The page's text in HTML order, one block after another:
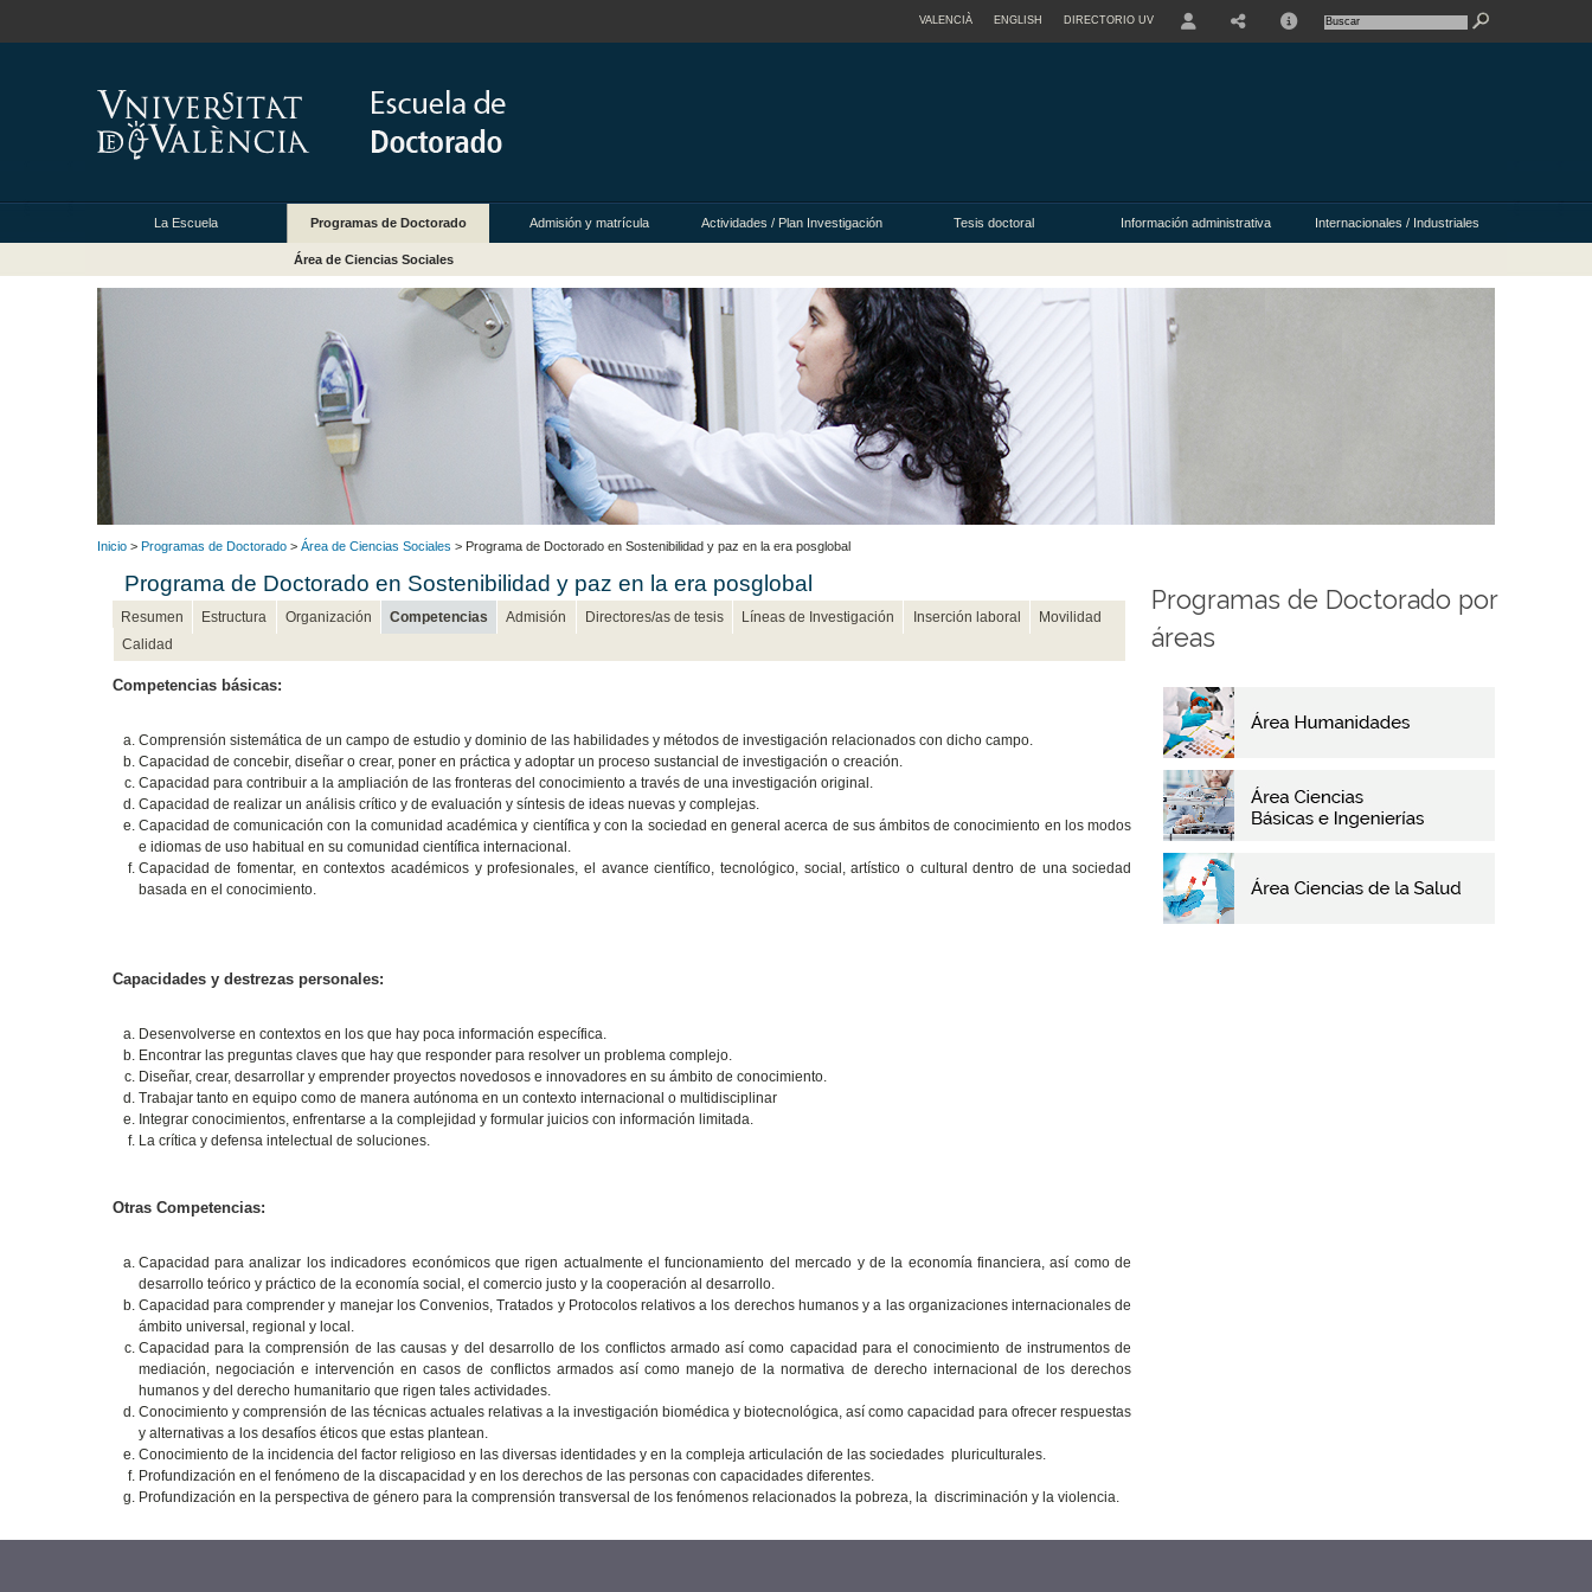
VALENCIÀ ENGLISH DIRECTORIO UV
La Escuela Programas de Doctorado Admisión y matrícula Actividades / Plan Investigación Tesis doctoral Información administrativa Internacionales / Industriales
Área de Ciencias Sociales
Inicio > Programas de Doctorado > Área de Ciencias Sociales > Programa de Doctorado en Sostenibilidad y paz en la era posglobal
Programa de Doctorado en Sostenibilidad y paz en la era posglobal
Resumen Estructura Organización Competencias Admisión Directores/as de tesis Líneas de Investigación Inserción laboral
Movilidad
Calidad
Competencias básicas:
Comprensión sistemática de un campo de estudio y dominio de las habilidades y métodos de investigación relacionados con dicho campo.
Capacidad de concebir, diseñar o crear, poner en práctica y adoptar un proceso sustancial de investigación o creación.
Capacidad para contribuir a la ampliación de las fronteras del conocimiento a través de una investigación original.
Capacidad de realizar un análisis crítico y de evaluación y síntesis de ideas nuevas y complejas.
Capacidad de comunicación con la comunidad académica y científica y con la sociedad en general acerca de sus ámbitos de conocimiento en los modos
e idiomas de uso habitual en su comunidad científica internacional.
Capacidad de fomentar, en contextos académicos y profesionales, el avance científico, tecnológico, social, artístico o cultural dentro de una sociedad
basada en el conocimiento.
Capacidades y destrezas personales:
Desenvolverse en contextos en los que hay poca información específica.
Encontrar las preguntas claves que hay que responder para resolver un problema complejo.
Diseñar, crear, desarrollar y emprender proyectos novedosos e innovadores en su ámbito de conocimiento.
Trabajar tanto en equipo como de manera autónoma en un contexto internacional o multidisciplinar
Integrar conocimientos, enfrentarse a la complejidad y formular juicios con información limitada.
La crítica y defensa intelectual de soluciones.
Otras Competencias:
Capacidad para analizar los indicadores económicos que rigen actualmente el funcionamiento del mercado y de la economía financiera, así como de
desarrollo teórico y práctico de la economía social, el comercio justo y la cooperación al desarrollo.
Capacidad para comprender y manejar los Convenios, Tratados y Protocolos relativos a los derechos humanos y a las organizaciones internacionales de
ámbito universal, regional y local.
Capacidad para la comprensión de las causas y del desarrollo de los conflictos armado así como capacidad para el conocimiento de instrumentos de
mediación, negociación e intervención en casos de conflictos armados así como manejo de la normativa de derecho internacional de los derechos
humanos y del derecho humanitario que rigen tales actividades.
Conocimiento y comprensión de las técnicas actuales relativas a la investigación biomédica y biotecnológica, así como capacidad para ofrecer respuestas
y alternativas a los desafíos éticos que estas plantean.
Conocimiento de la incidencia del factor religioso en las diversas identidades y en la compleja articulación de las sociedades pluriculturales.
Profundización en el fenómeno de la discapacidad y en los derechos de las personas con capacidades diferentes.
Profundización en la perspectiva de género para la comprensión transversal de los fenómenos relacionados la pobreza, la discriminación y la violencia.
Programas de Doctorado por
áreas